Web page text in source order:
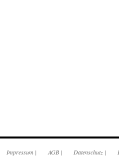
Impressum | AGB | Datenschutz |